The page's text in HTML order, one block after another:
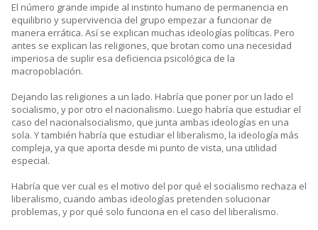
El número grande impide al instinto humano de permanencia en
equilibrio y supervivencia del grupo empezar a funcionar de
manera errática. Así se explican muchas ideologías políticas. Pero
antes se explican las religiones, que brotan como una necesidad
imperiosa de suplir esa deficiencia psicológica de la
macropoblación.
Dejando las religiones a un lado. Habría que poner por un lado el
socialismo, y por otro el nacionalismo. Luego habría que estudiar el
caso del nacionalsocialismo, que junta ambas ideologías en una
sola. Y también habría que estudiar el liberalismo, la ideología más
compleja, ya que aporta desde mi punto de vista, una utilidad
especial.
Habría que ver cual es el motivo del por qué el socialismo rechaza el
liberalismo, cuando ambas ideologías pretenden solucionar
problemas, y por qué solo funciona en el caso del liberalismo.